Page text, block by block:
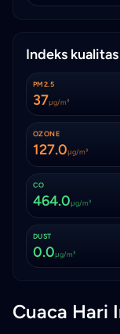
Indeks
PM2.5
37μg/m³
OZONE
127.0μg/m³
CO
464.0μg/m³
DUST
0.0μg/m³
Cuaca Hari